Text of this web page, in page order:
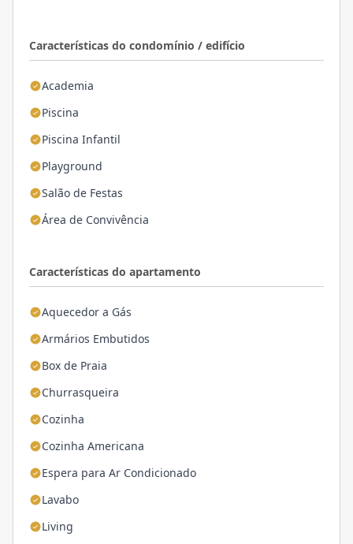
Características do condomínio / edifício
Academia
Piscina
Piscina Infantil
Playground
Salão de Festas
Área de Convivência
Características do apartamento
Aquecedor a Gás
Armários Embutidos
Box de Praia
Churrasqueira
Cozinha
Cozinha Americana
Espera para Ar Condicionado
Lavabo
Living